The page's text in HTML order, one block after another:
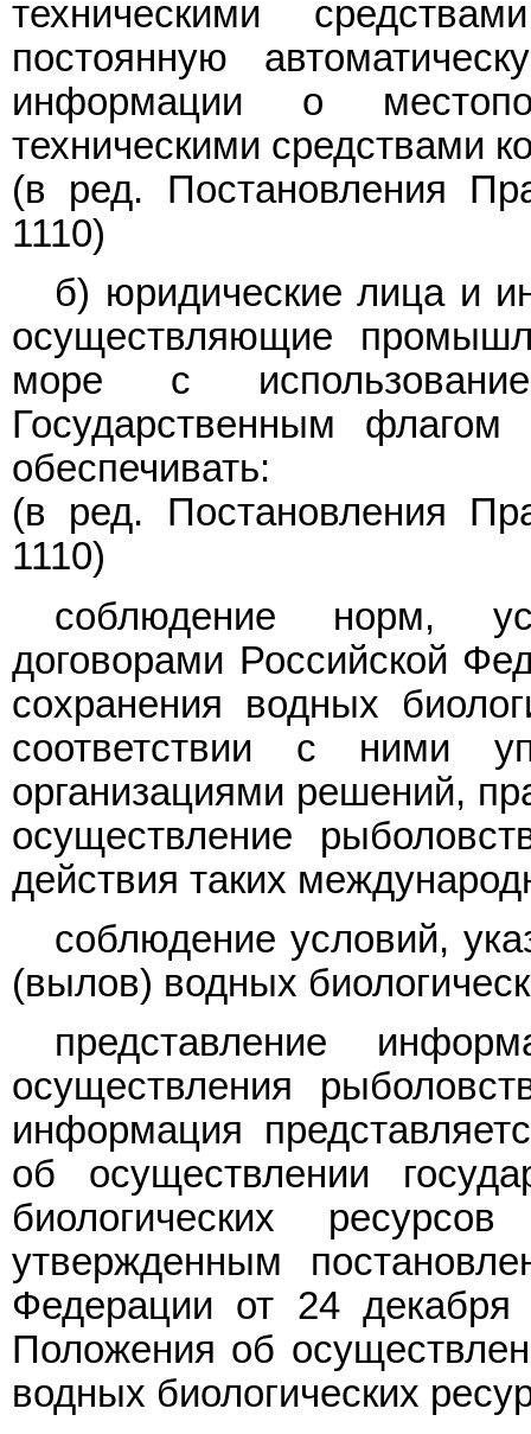
техническими
постоянную
информации о
техническими средствами
(в ред. Постановления
1110)
б) юридические лица и
осуществляющие
море с
Государственным
обеспечивать:
(в ред. Постановления
1110)
соблюдение норм,
договорами Российской
сохранения водных
соответствии с ними
организациями решений,
осуществление
действия таких
соблюдение условий,
(вылов) водных
представление
осуществления
информация
об осуществлении
биологических
утвержденным
Федерации от 24
Положения об
водных биологических